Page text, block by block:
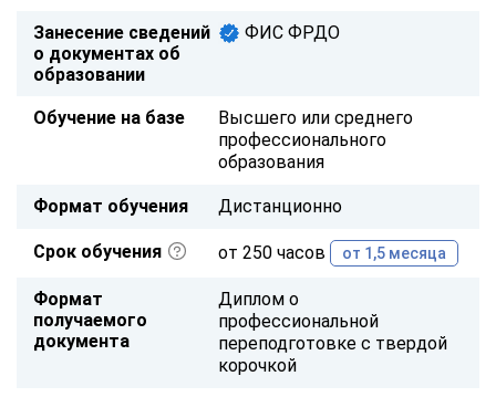
Занесение сведений
о документах об
образовании
ФИС ФРДО
Обучение на базе
Высшего или среднего
профессионального
образования
Формат обучения Дистанционно
Срок обучения от 250 часов от 1,5 месяца
Формат
получаемого
документа
Диплом о
профессиональной
переподготовке с твердой
корочкой